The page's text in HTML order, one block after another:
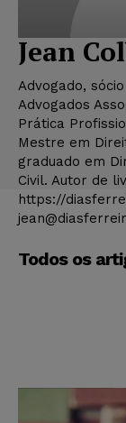
Jean
Advogado,
Advogados
Prática
Mestre em
graduado em
Civil. Autor de
https://
Todos os